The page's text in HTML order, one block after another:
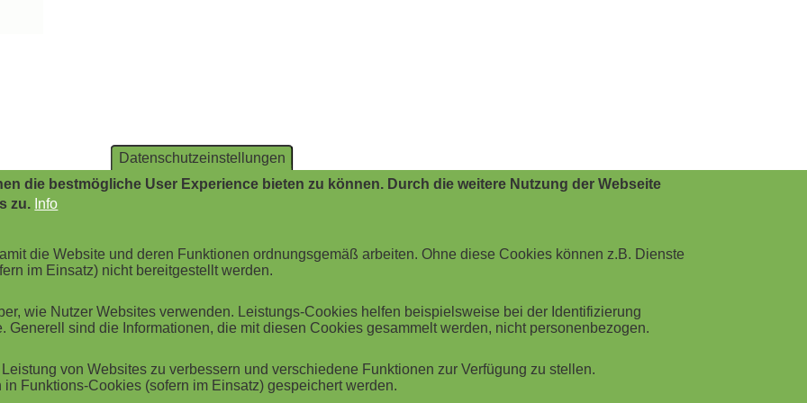
Datenschutzeinstellungen
die bestmögliche User Experience bieten zu können. Durch die weitere Nutzung der Webseite
zu. Info
die Website und deren Funktionen ordnungsgemäß arbeiten. Ohne diese Cookies können z.B. Dienste
im Einsatz) nicht bereitgestellt werden.
wie Nutzer Websites verwenden. Leistungs-Cookies helfen beispielsweise bei der Identifizierung
Generell sind die Informationen, die mit diesen Cookies gesammelt werden, nicht personenbezogen.
von Websites zu verbessern und verschiedene Funktionen zur Verfügung zu stellen.
Funktions-Cookies (sofern im Einsatz) gespeichert werden.